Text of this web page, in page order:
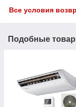
Все условия
Подобные